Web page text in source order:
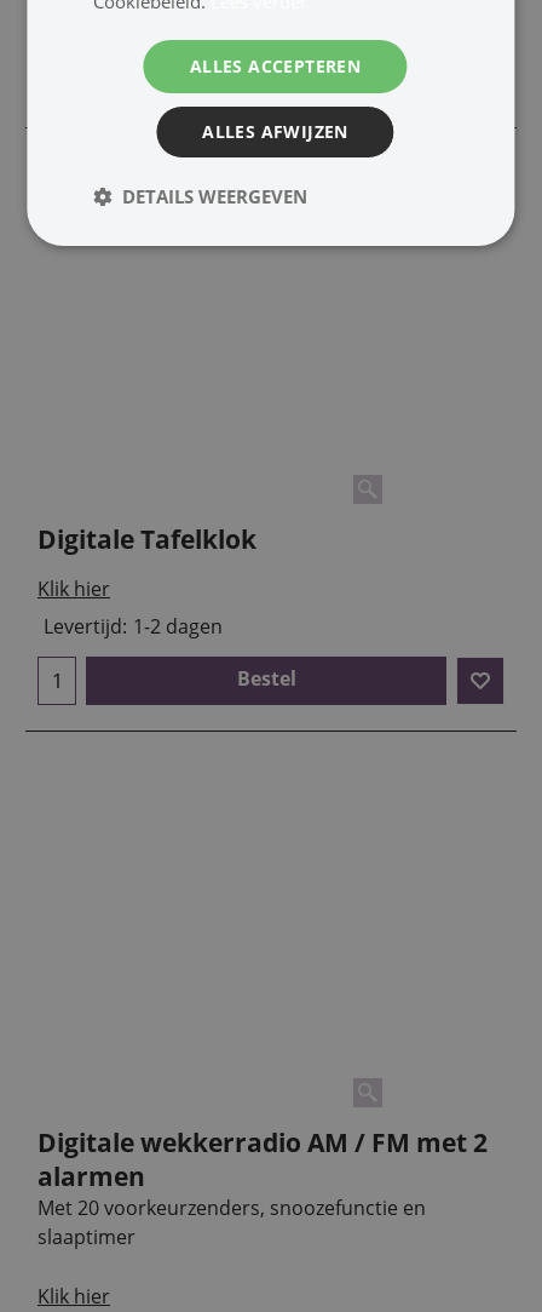
Bestel
Digitale Tafelklok
Klik hier
Levertijd: 1-2 dagen
Bestel
Digitale wekkerradio AM / FM met 2
alarmen
Met 20 voorkeurzenders, snoozefunctie en
slaaptimer
Klik hier
ALLES ACCEPTEREN
ALLES AFWIJZEN
DETAILS WEERGEVEN